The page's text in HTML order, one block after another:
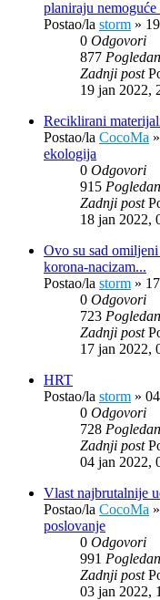
planiraju
Postao/la storm »
0 Odgovori
877
Zadnji post
19 jan 2022,
Reciklirani
Postao/la CocoMa »
ekologija
0 Odgovori
915
Zadnji post
18 jan 2022,
Ovo su sad
korona-nacizam...
Postao/la storm »
0 Odgovori
723
Zadnji post
17 jan 2022,
HRT
Postao/la storm »
0 Odgovori
728
Zadnji post
04 jan 2022,
Vlast najbrutalnije
Postao/la CocoMa »
poslovanje
0 Odgovori
991
Zadnji post
03 jan 2022,